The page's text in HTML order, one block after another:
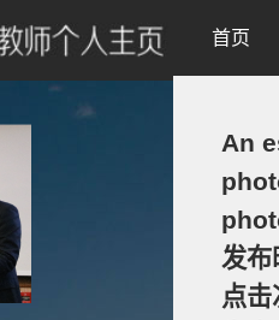
首页
An
发布
点